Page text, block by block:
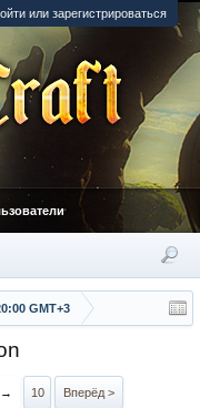
или зарегистрироваться
GMT+3
→ 10 Вперёд >